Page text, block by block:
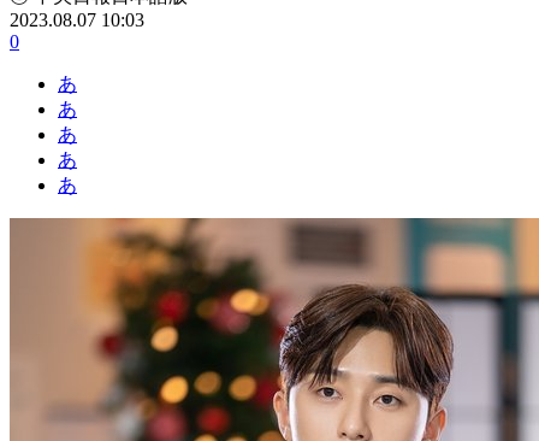
2023.08.07 10:03
0
あ
あ
あ
あ
あ